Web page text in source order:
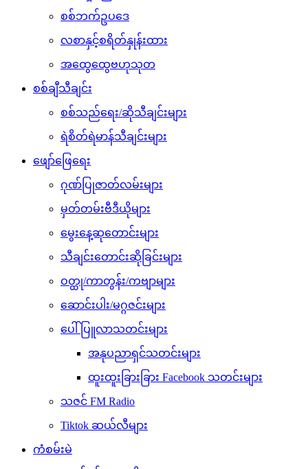
စစ်ဘက်ဥပဒေ
လစာနှင့်စရိတ်နှုန်းထား
အထွေထွေဗဟုသုတ
စစ်ချီသီချင်း
စစ်သည်ရေး/ဆိုသီချင်းများ
ရဲစိတ်ရဲမာန်သီချင်းများ
ဖျော်ဖြေရေး
ဂုဏ်ပြုဇာတ်လမ်းများ
မှတ်တမ်းဗီဒီယိုများ
မွေးနေ့ဆုတောင်းများ
သီချင်းတောင်းဆိုခြင်းများ
ဝတ္ထု/ကာတွန်း/ကဗျာများ
ဆောင်းပါး/မဂ္ဂဇင်းများ
ပေါ်ပြူလာသတင်းများ
အနုပညာရှင်သတင်းများ
ထူးထူးခြားခြား Facebook သတင်းများ
သဇင် FM Radio
Tiktok ဆယ်လီများ
ကံစမ်းမဲ